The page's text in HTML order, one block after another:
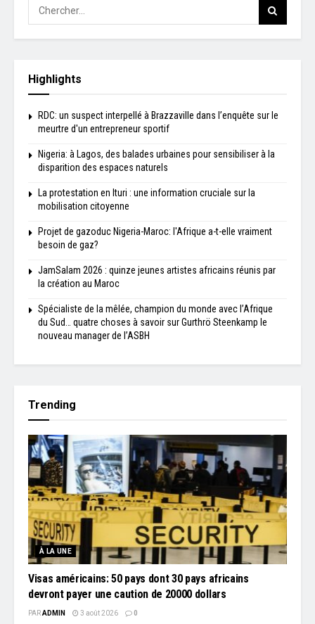
Highlights
RDC: un suspect interpellé à Brazzaville dans l’enquête sur le
meurtre d'un entrepreneur sportif
Nigeria: à Lagos, des balades urbaines pour sensibiliser à la
disparition des espaces naturels
La protestation en Ituri : une information cruciale sur la
mobilisation citoyenne
Projet de gazoduc Nigeria-Maroc: l'Afrique a-t-elle vraiment
besoin de gaz?
JamSalam 2026 : quinze jeunes artistes africains réunis par
la création au Maroc
Spécialiste de la mêlée, champion du monde avec l’Afrique
du Sud… quatre choses à savoir sur Gurthrö Steenkamp le
nouveau manager de l’ASBH
Trending
À LA UNE
Visas américains: 50 pays dont 30 pays africains
devront payer une caution de 20000 dollars
PARADMIN 3 août 2026 0